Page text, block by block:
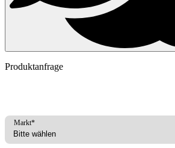
Produktanfrage
Markt*